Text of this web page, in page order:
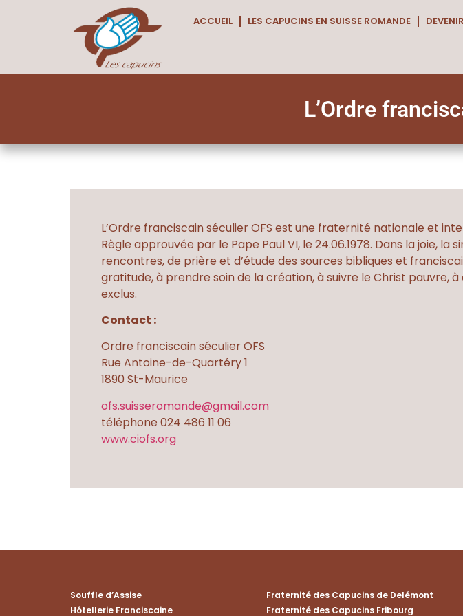
ACCUEIL LES CAPUCINS EN SUISSE ROMANDE
L’Ordre
L’Ordre franciscain séculier OFS est une fraternité nationale et
Règle approuvée par le Pape Paul VI, le 24.06.1978. Dans la joie,
rencontres, de prière et d’étude des sources bibliques et
gratitude, à prendre soin de la création, à suivre le Christ pauvre,
exclus.
Contact :
Ordre franciscain séculier OFS
Rue Antoine-de-Quartéry 1
1890 St-Maurice
ofs.suisseromande@gmail.com
téléphone 024 486 11 06
www.ciofs.org
Souffle d’Assise
Hôtellerie Franciscaine
Fraternité des Capucins de Delémont
Fraternité des Capucins Fribourg